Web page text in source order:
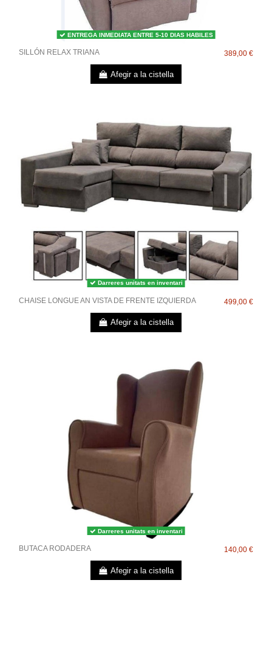
ENTREGA INMEDIATA ENTRE 5-10 DIAS HABILES
SILLÓN RELAX TRIANA 389,00 €
Afegir a la cistella
Darreres unitats en inventari
CHAISE LONGUE AN VISTA DE FRENTE IZQUIERDA 499,00 €
Afegir a la cistella
Darreres unitats en inventari
BUTACA RODADERA 140,00 €
Afegir a la cistella